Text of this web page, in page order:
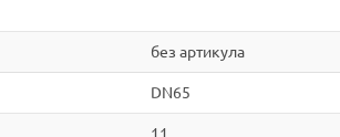
без артикула
DN65
11